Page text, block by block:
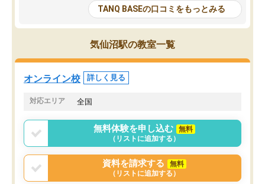
大学生の目だけでなく、数人の大人に
も目を通して頂ける。そのため多くの
意見を聞くことができ、より良いもの
を推敲することが可能だ。
どの人も優しく、親身に接してくださ
るのでやる気も出て、良かったで
す！！
総合型選抜対策として志
接・小論文などの技術指
ション内容になっていま
を社会人として働いてい
標を見つける事が出来ま
TANQ BASEの口コミをもっとみる
気仙沼駅の教室一覧
オンライン校 詳しく見る
対応エリア 全国
無料体験を申し込む
無料
（リストに追加する）
資料を請求する
無料
（リストに追加する）